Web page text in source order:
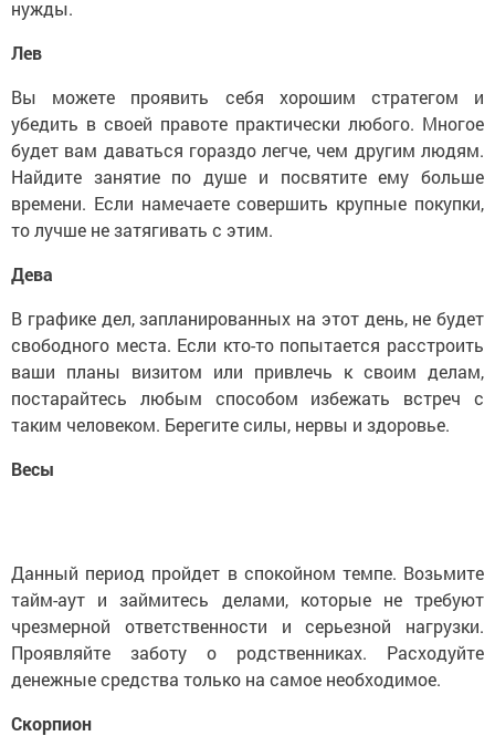
нужды.
Лев
Вы можете проявить себя хорошим стратегом и
убедить в своей правоте практически любого. Многое
будет вам даваться гораздо легче, чем другим людям.
Найдите занятие по душе и посвятите ему больше
времени. Если намечаете совершить крупные покупки,
то лучше не затягивать с этим.
Дева
В графике дел, запланированных на этот день, не будет
свободного места. Если кто-то попытается расстроить
ваши планы визитом или привлечь к своим делам,
постарайтесь любым способом избежать встреч с
таким человеком. Берегите силы, нервы и здоровье.
Весы
Данный период пройдет в спокойном темпе. Возьмите
тайм-аут и займитесь делами, которые не требуют
чрезмерной ответственности и серьезной нагрузки.
Проявляйте заботу о родственниках. Расходуйте
денежные средства только на самое необходимое.
Скорпион